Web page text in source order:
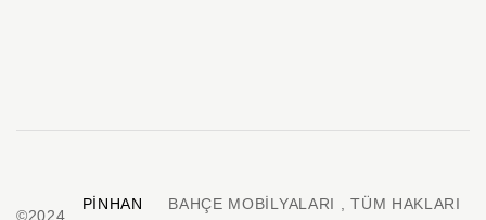
©2024
PINHAN
BAHÇE MOBILYALARI , TÜM HAKLARI